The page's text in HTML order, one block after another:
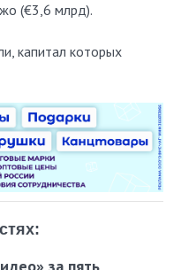
(€3,6 млрд).
капитал которых